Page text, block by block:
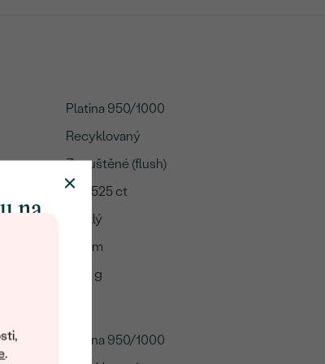
.
Platina 950/1000
Recyklovaný
Zapuštěné (flush)
0.00525 ct
Lesklý
13 mm
3.96 g
Platina 950/1000
na